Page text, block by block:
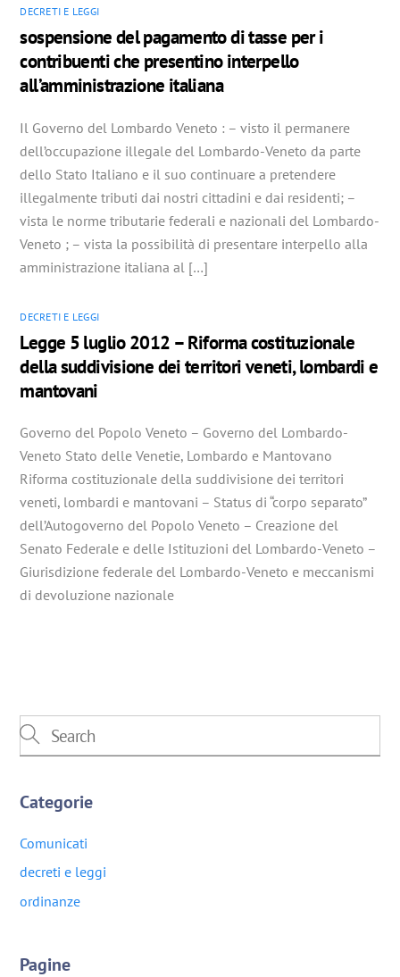
DECRETI E LEGGI
sospensione del pagamento di tasse per i
contribuenti che presentino interpello
all’amministrazione italiana
Il Governo del Lombardo Veneto : – visto il permanere
dell’occupazione illegale del Lombardo-Veneto da parte
dello Stato Italiano e il suo continuare a pretendere
illegalmente tributi dai nostri cittadini e dai residenti; –
vista le norme tributarie federali e nazionali del Lombardo-
Veneto ; – vista la possibilità di presentare interpello alla
amministrazione italiana al […]
DECRETI E LEGGI
Legge 5 luglio 2012 – Riforma costituzionale
della suddivisione dei territori veneti, lombardi e
mantovani
Governo del Popolo Veneto – Governo del Lombardo-
Veneto Stato delle Venetie, Lombardo e Mantovano
Riforma costituzionale della suddivisione dei territori
veneti, lombardi e mantovani – Status di “corpo separato”
dell’Autogoverno del Popolo Veneto – Creazione del
Senato Federale e delle Istituzioni del Lombardo-Veneto –
Giurisdizione federale del Lombardo-Veneto e meccanismi
di devoluzione nazionale
Categorie
Comunicati
decreti e leggi
ordinanze
Pagine